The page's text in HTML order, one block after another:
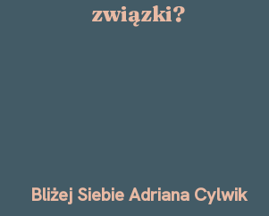
związki?
Bliżej Siebie Adriana Cylwik